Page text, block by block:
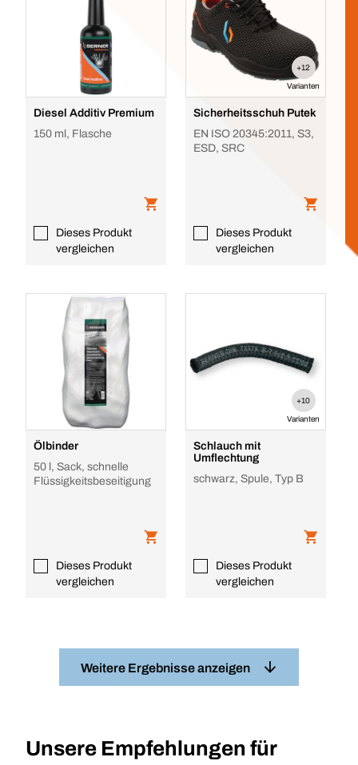
Diesel Additiv Premium
150 ml, Flasche
Dieses Produkt
vergleichen
+12
Varianten
Sicherheitsschuh Putek
EN ISO 20345:2011, S3,
ESD, SRC
Dieses Produkt
vergleichen
Ölbinder
50 l, Sack, schnelle
Flüssigkeitsbeseitigung
Dieses Produkt
vergleichen
+10
Varianten
Schlauch mit
Umflechtung
schwarz, Spule, Typ B
Dieses Produkt
vergleichen
Weitere Ergebnisse anzeigen
Unsere Empfehlungen für